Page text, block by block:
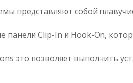
представляют собой
панели Clip-In и Hook-On,
это позволяет выполнить